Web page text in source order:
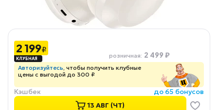
2 199₽
розничная: 2 499 ₽
Авторизуйтесь, чтобы получить клубные
цены с выгодой до 300 ₽
Кэшбек
до 65 бонусов
13 АВГ (ЧТ)